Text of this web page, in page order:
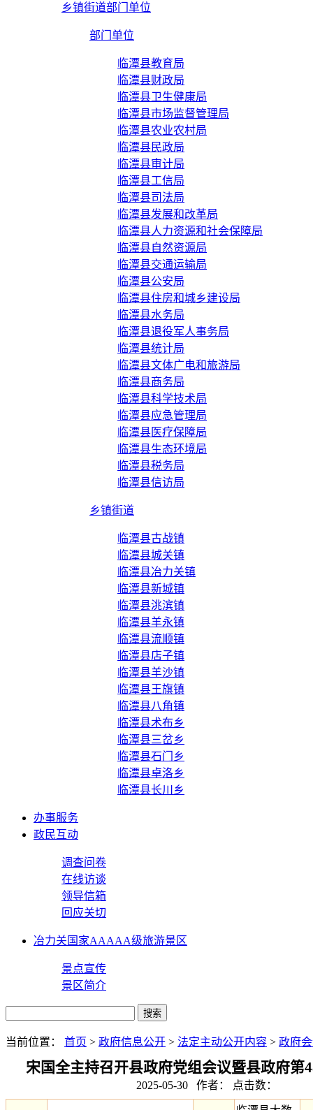
乡镇街道部门单位
部门单位
临潭县教育局
临潭县财政局
临潭县卫生健康局
临潭县市场监督管理局
临潭县农业农村局
临潭县民政局
临潭县审计局
临潭县工信局
临潭县司法局
临潭县发展和改革局
临潭县人力资源和社会保障局
临潭县自然资源局
临潭县交通运输局
临潭县公安局
临潭县住房和城乡建设局
临潭县水务局
临潭县退役军人事务局
临潭县统计局
临潭县文体广电和旅游局
临潭县商务局
临潭县科学技术局
临潭县应急管理局
临潭县医疗保障局
临潭县生态环境局
临潭县税务局
临潭县信访局
乡镇街道
临潭县古战镇
临潭县城关镇
临潭县冶力关镇
临潭县新城镇
临潭县洮滨镇
临潭县羊永镇
临潭县流顺镇
临潭县店子镇
临潭县羊沙镇
临潭县王旗镇
临潭县八角镇
临潭县术布乡
临潭县三岔乡
临潭县石门乡
临潭县卓洛乡
临潭县长川乡
办事服务
政民互动
调查问卷
在线访谈
领导信箱
回应关切
冶力关国家AAAAA级旅游景区
景点宣传
景区简介
当前位置： 首页 > 政府信息公开 > 法定主动公开内容 > 政府
宋国全主持召开县政府党组会议暨县政府第
2025-05-30 作者： 点击数：